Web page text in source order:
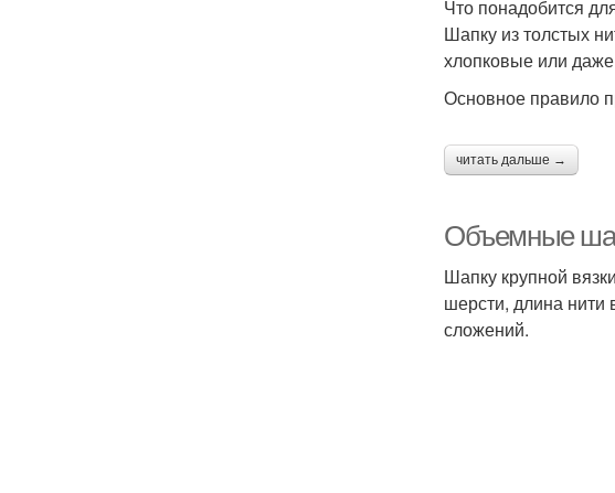
Что понадобится
Шапку из толстых
хлопковые или
Основное правило
читать дальше →
Объемные
Шапку крупной
шерсти, длина нити
сложений.